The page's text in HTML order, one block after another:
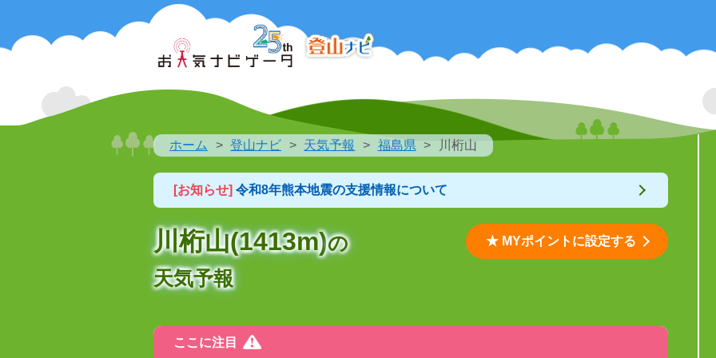
ホーム 登山ナビ 天気予報 福島県 川桁山
[お知らせ] 令和8年熊本地震の支援情報について
川桁山(1413m)の
天気予報
★ MYポイントに設定する
ここに注目